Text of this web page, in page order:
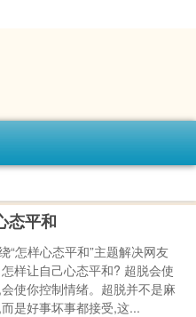
态平和
“怎样心态平和”主题解决网友
样让自己心态平和? 超脱会使
使你控制情绪。超脱并不是麻
是好事坏事都接受,这...